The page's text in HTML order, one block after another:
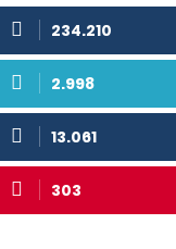
234.210
2.998
13.061
303